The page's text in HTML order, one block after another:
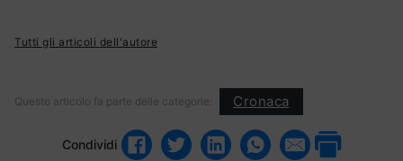
Tutti gli articoli dell'autore
Questo articolo fa parte delle categorie: Cronaca
Condividi